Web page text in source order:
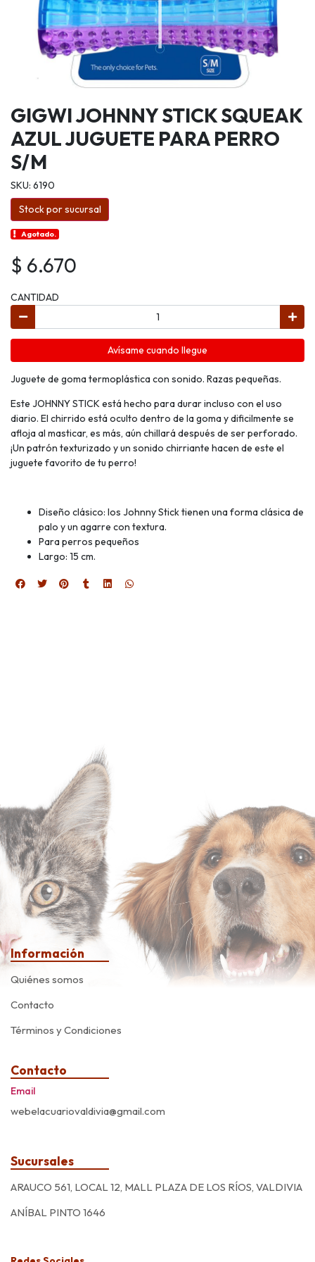
GIGWI JOHNNY STICK SQUEAK
AZUL JUGUETE PARA PERRO
S/M
SKU: 6190
Stock por sucursal
Agotado.
$ 6.670
CANTIDAD
Avísame cuando llegue
Juguete de goma termoplástica con sonido. Razas pequeñas.
Este JOHNNY STICK está hecho para durar incluso con el uso
diario. El chirrido está oculto dentro de la goma y dificilmente se
afloja al masticar, es más, aún chillará después de ser perforado.
¡Un patrón texturizado y un sonido chirriante hacen de este el
juguete favorito de tu perro!
Diseño clásico: los Johnny Stick tienen una forma clásica de
palo y un agarre con textura.
Para perros pequeños
Largo: 15 cm.
Información
Quiénes somos
Contacto
Términos y Condiciones
Contacto
Email
webelacuariovaldivia@gmail.com
Sucursales
ARAUCO 561, LOCAL 12, MALL PLAZA DE LOS RÍOS, VALDIVIA
ANÍBAL PINTO 1646